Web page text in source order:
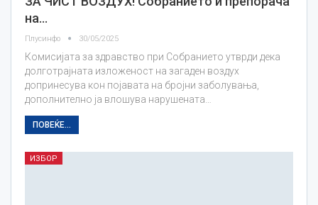
на…
Плусинфо 30/05/2025
Комисијата за здравство при Собранието утврди дека
долготрајната изложеност на загаден воздух
допринесува кон појавата на бројни заболувања,
дополнително ја влошува нарушената…
ПОВЕЌЕ...
ИЗБОР